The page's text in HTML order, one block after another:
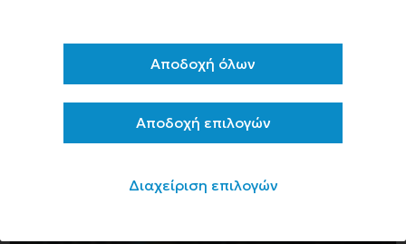
Αποδοχή όλων
Αποδοχή επιλογών
Διαχείριση επιλογών
Αναμένεται εντός της προγραμματικής περιόδου
2023-2027
περισσότερα >